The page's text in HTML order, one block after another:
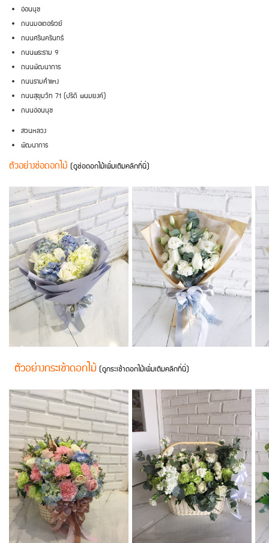
อ่อนนุช
ถนนมอเตอร์เวย์
ถนนศรีนครินทร์
ถนนพระราม 9
ถนนพัฒนาการ
ถนนรามคำแหง
ถนนสุขุมวิท 71 (ปรีดี พนมยงค์)
ถนนอ่อนนุช
สวนหลวง
พัฒนาการ
ตัวอย่างช่อดอกไม้(ดูช่อดอกไม้เพิ่มเติมคลิกที่นี่)
ตัวอย่างกระเช้าดอกไม้(ดูกระเช้าดอกไม้เพิ่มเติมคลิกที่นี่)